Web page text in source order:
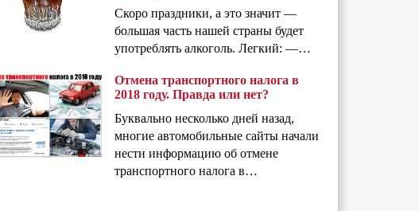
Скоро праздники, а это значит —
большая часть нашей страны будет
употреблять алкоголь. Легкий: —…
Отмена транспортного налога в
2018 году. Правда или нет?
Буквально несколько дней назад,
многие автомобильные сайты начали
нести информацию об отмене
транспортного налога в…